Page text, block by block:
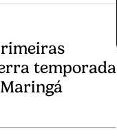
temporada